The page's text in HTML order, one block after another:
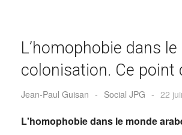
L’homophobie dans
colonisation. Ce point
Jean-Paul Guisan - Social JPG - 22
L'homophobie dans le monde